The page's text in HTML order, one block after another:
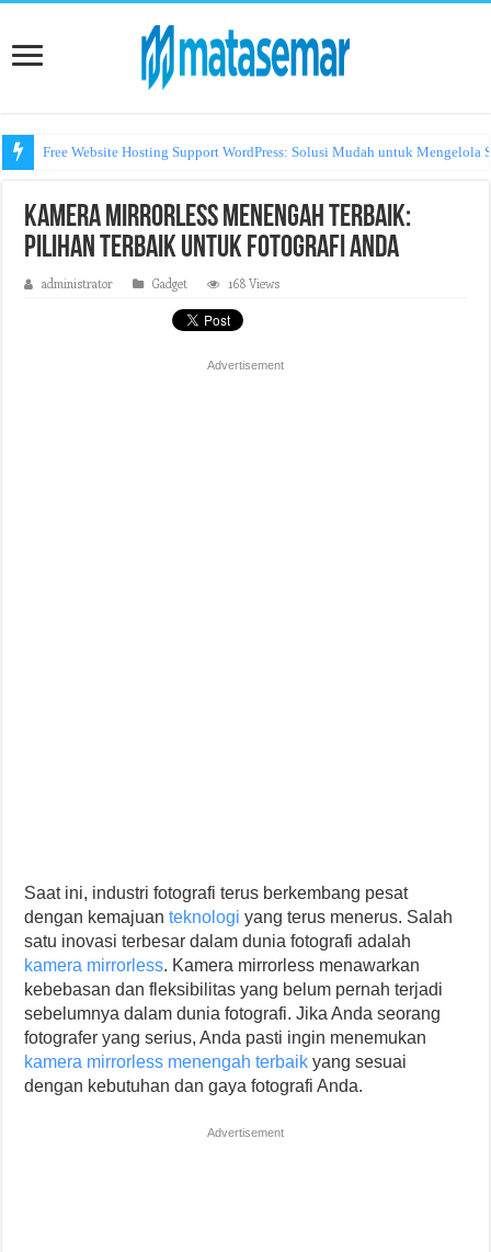
Free Website Hosting Support WordPress: Solusi Mudah untuk Mengelola
Kamera Mirrorless Menengah Terbaik:
Pilihan Terbaik untuk Fotografi Anda
administrator Gadget 168 Views
Advertisement
Saat ini, industri fotografi terus berkembang pesat
dengan kemajuanteknologi yang terus menerus. Salah
satu inovasi terbesar dalam dunia fotografi adalah
kamera mirrorless. Kamera mirrorless menawarkan
kebebasan dan fleksibilitas yang belum pernah terjadi
sebelumnya dalam dunia fotografi. Jika Anda seorang
fotografer yang serius, Anda pasti ingin menemukan
kamera mirrorless menengah terbaik yang sesuai
dengan kebutuhan dan gaya fotografi Anda.
Advertisement